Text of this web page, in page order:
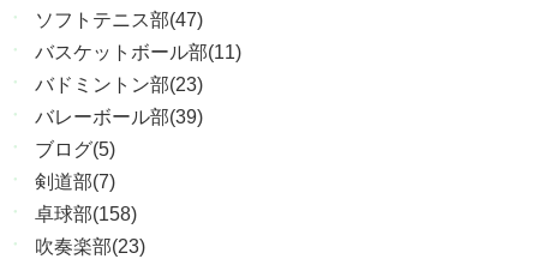
ソフトテニス部(47)
バスケットボール部(11)
バドミントン部(23)
バレーボール部(39)
ブログ(5)
剣道部(7)
卓球部(158)
吹奏楽部(23)